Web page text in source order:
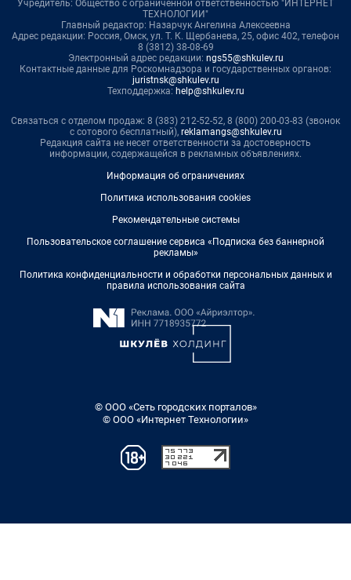
Учредитель: Общество с ограниченной ответственностью "ИНТЕРНЕТ
ТЕХНОЛОГИИ"
Главный редактор: Назарчук Ангелина Алексеевна
Адрес редакции: Россия, Омск, ул. Т. К. Щербанева, 25, офис 402, телефон
8 (3812) 38-08-69
Электронный адрес редакции: ngs55@shkulev.ru
Контактные данные для Роскомнадзора и государственных органов:
juristnsk@shkulev.ru
Техподдержка: help@shkulev.ru
Связаться с отделом продаж: 8 (383) 212-52-52, 8 (800) 200-03-83 (звонок
с сотового бесплатный), reklamangs@shkulev.ru
Редакция сайта не несет ответственности за достоверность
информации, содержащейся в рекламных объявлениях.
Информация об ограничениях
Политика использования cookies
Рекомендательные системы
Пользовательское соглашение сервиса «Подписка без баннерной
рекламы»
Политика конфиденциальности и обработки персональных данных и
правила использования сайта
© ООО «Сеть городских порталов»
© ООО «Интернет Технологии»